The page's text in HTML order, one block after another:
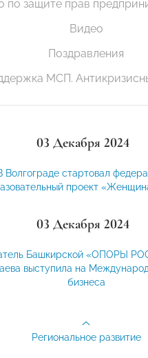
по защите прав
Видео
Поздравления
МСП.
03 Декабря 2024
Волгограде стартовал
проект
03 Декабря 2024
Башкирской «ОПОРЫ
выступила на
бизнеса
Региональное развитие